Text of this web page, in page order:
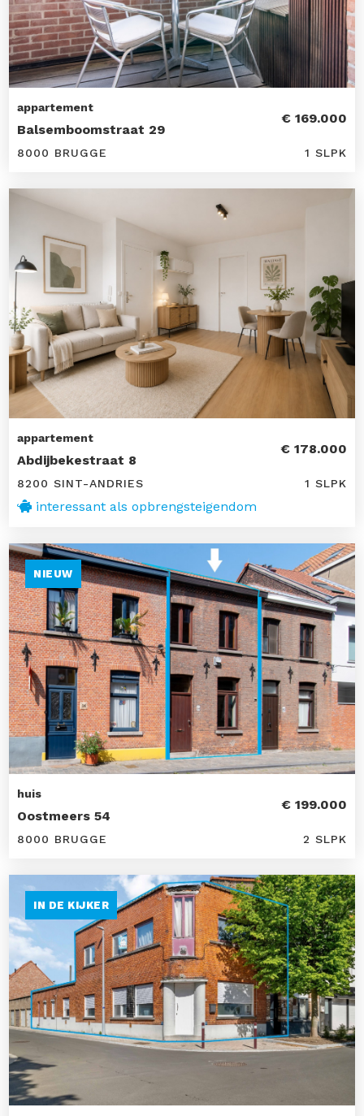
appartement
Balsemboomstraat 29
€ 169.000
8000 BRUGGE 1 SLPK
appartement
Abdijbekestraat 8
€ 178.000
8200 SINT-ANDRIES 1 SLPK
interessant als opbrengsteigendom
NIEUW
huis
Oostmeers 54
€ 199.000
8000 BRUGGE 2 SLPK
IN DE KIJKER